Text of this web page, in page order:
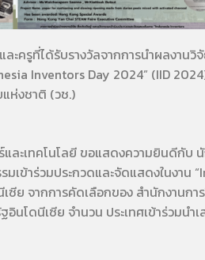
ครูที่ได้รับรางวัลจากการนําผลงานวิ
Inventors Day 2024” (IID
ห่งชาติ (วช.)
ละเทคโนโลยี ขอแสดงความยินดีกับ
เข้าร่วมประกวดและจัดแสดงในงาน
ย จากการคัดเลือกของ สํานักงานกา
นโดนีเซีย จำนวน ประเทศเข้าร่วมนำเ